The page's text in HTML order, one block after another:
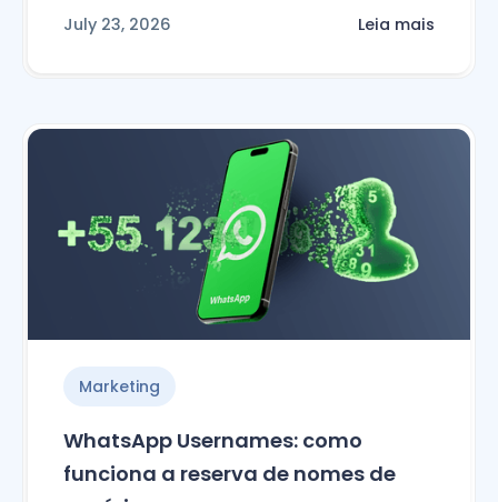
July 23, 2026 Leia mais
Marketing
WhatsApp Usernames: como
funciona a reserva de nomes de